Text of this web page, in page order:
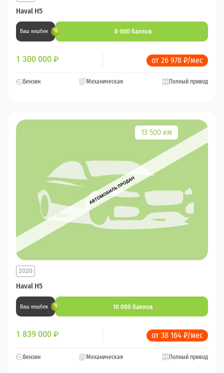
Haval H5
Ваш кешбек 8 000 баллов
1 300 000 ₽ от 26 978 ₽/мес
Бензин Механическая Полный привод
13 500 км
Haval H5
2020
Ваш кешбек 10 000 баллов
1 839 000 ₽ от 38 164 ₽/мес
Бензин Механическая Полный привод